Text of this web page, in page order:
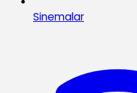
Sinemalar